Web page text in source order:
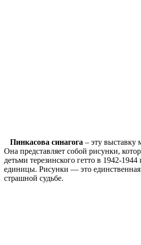
Пинкасова синагога – эту выставку
Она представляет собой рисунки,
детьми терезинского гетто в 1942-
единицы. Рисунки — это
страшной судьбе.